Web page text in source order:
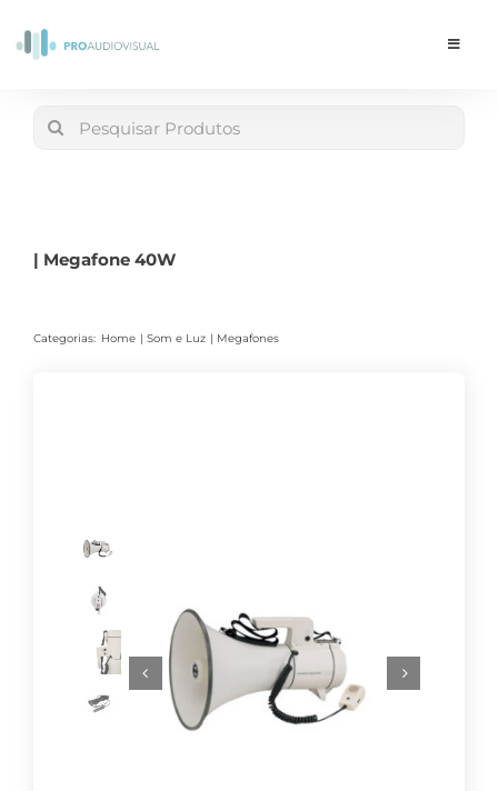
Toggle
Search
| Megafone 40W
Categorias: Home Som e Luz Megafones